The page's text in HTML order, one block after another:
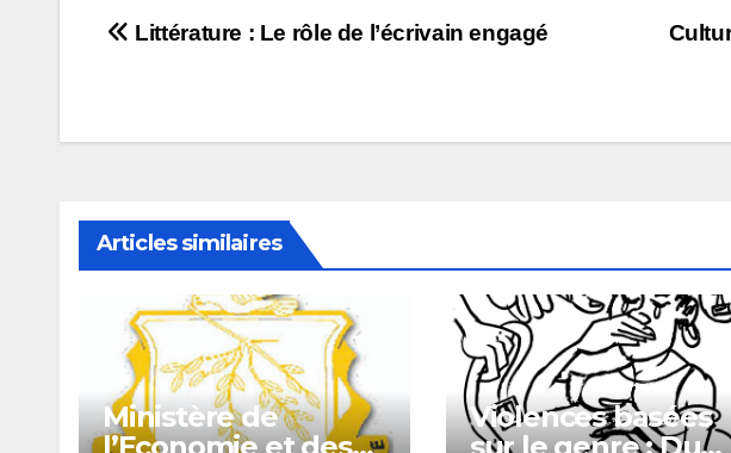
Navigation
l’article
Littérature : Le rôle de l’écrivain engagé
Articles similaires
Ministère de
Violences basées